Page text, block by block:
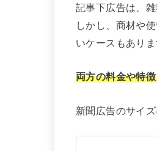
記事下広告は、
しかし、商材や
いケースもありま
両方の料金や特
新聞広告のサイ